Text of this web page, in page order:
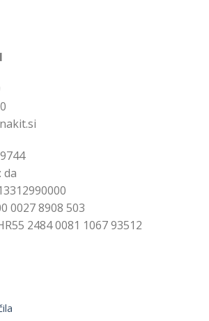
da
0027 8908 503
2484 0081 1067 93512